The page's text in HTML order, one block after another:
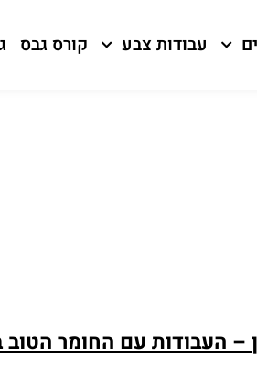
עבודות צבע קורס גבס
– העבודות עם החומר הטוב